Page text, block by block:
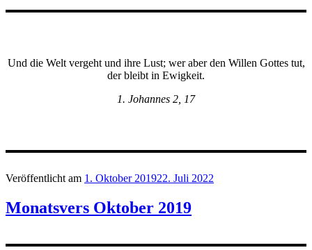
Und die Welt vergeht und ihre Lust; wer aber den Willen Gottes tut,
der bleibt in Ewigkeit.
1. Johannes 2, 17
Veröffentlicht am 1. Oktober 201922. Juli 2022
Monatsvers Oktober 2019